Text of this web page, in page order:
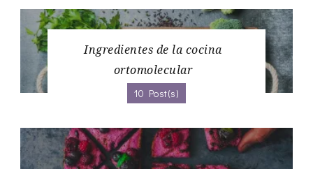
Ingredientes de la cocina
ortomolecular
10 Post(s)